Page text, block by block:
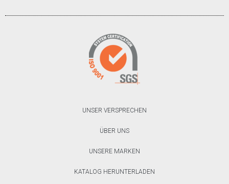
UNSER VERSPRECHEN
ÜBER UNS
UNSERE MARKEN
KATALOG HERUNTERLADEN